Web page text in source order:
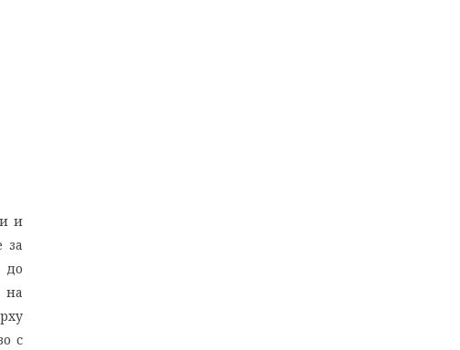
и
за
до
на
с